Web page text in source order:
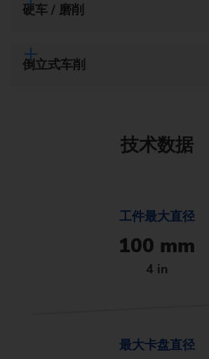
硬车 / 磨削
倒立式车削
技术数据
工件最大直径
100 mm
4 in
最大卡盘直径